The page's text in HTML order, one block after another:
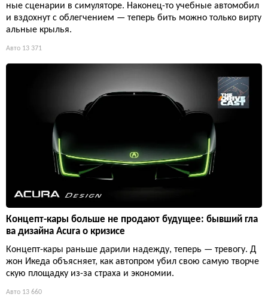
ные сценарии в симуляторе. Наконец-то учебные автомобил
и вздохнут с облегчением — теперь бить можно только вирту
альные крылья.
Авто 13 371
Концепт-кары больше не продают будущее: бывший гла
ва дизайна Acura о кризисе
Концепт-кары раньше дарили надежду, теперь — тревогу. Д
жон Икеда объясняет, как автопром убил свою самую творче
скую площадку из-за страха и экономии.
Авто 13 660